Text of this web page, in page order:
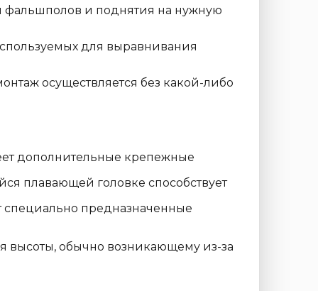
фальшполов и поднятия на нужную
для выравнивания
осуществляется без какой-либо
дополнительные крепежные
плавающей головке способствует
специально предназначенные
высоты, обычно возникающему из-за